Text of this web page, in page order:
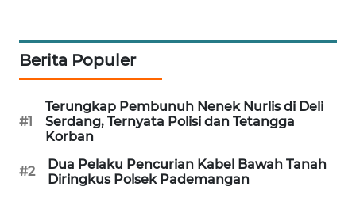
Berita Populer
#1
Terungkap Pembunuh Nenek Nurlis di Deli
Serdang, Ternyata Polisi dan Tetangga
Korban
#2
Dua Pelaku Pencurian Kabel Bawah Tanah
Diringkus Polsek Pademangan
Wahana
KONSUMEN
LISTRIK
MASYARAKAT
KELISTRIKAN